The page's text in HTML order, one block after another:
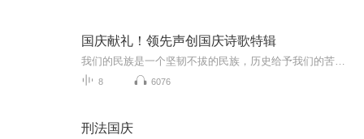
国庆献礼！领先声创国庆诗歌特辑
8 6076
刑法国庆